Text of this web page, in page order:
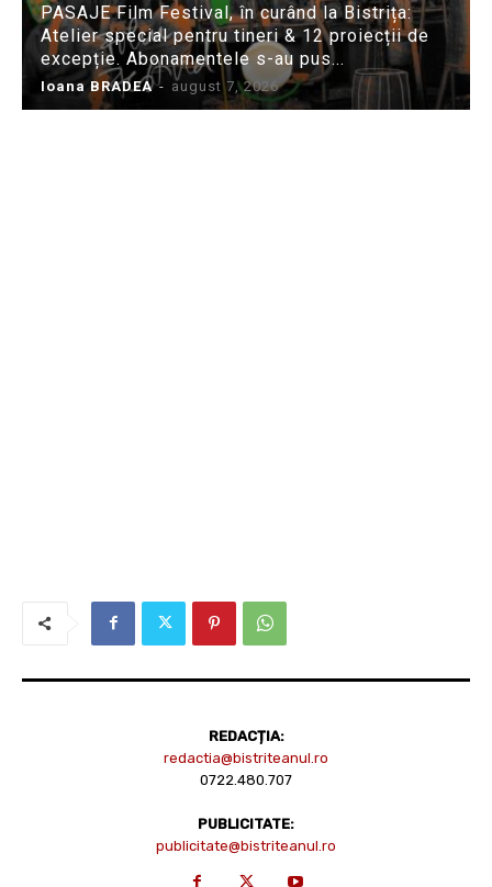
PASAJE Film Festival, în curând la Bistrița:
Atelier special pentru tineri & 12 proiecții de
excepție. Abonamentele s-au pus...
Ioana BRADEA - august 7, 2026
REDACȚIA:
redactia@bistriteanul.ro
0722.480.707
PUBLICITATE:
publicitate@bistriteanul.ro